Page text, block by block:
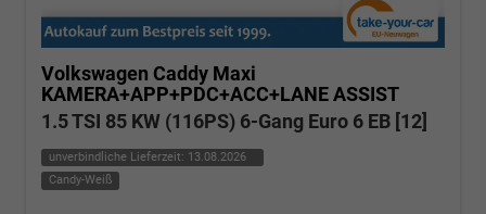
Volkswagen Caddy Maxi
KAMERA+APP+PDC+ACC+LANE ASSIST
1.5 TSI 85 KW (116PS) 6-Gang Euro 6 EB [12]
unverbindliche Lieferzeit: 13.08.2026
Candy-Weiß